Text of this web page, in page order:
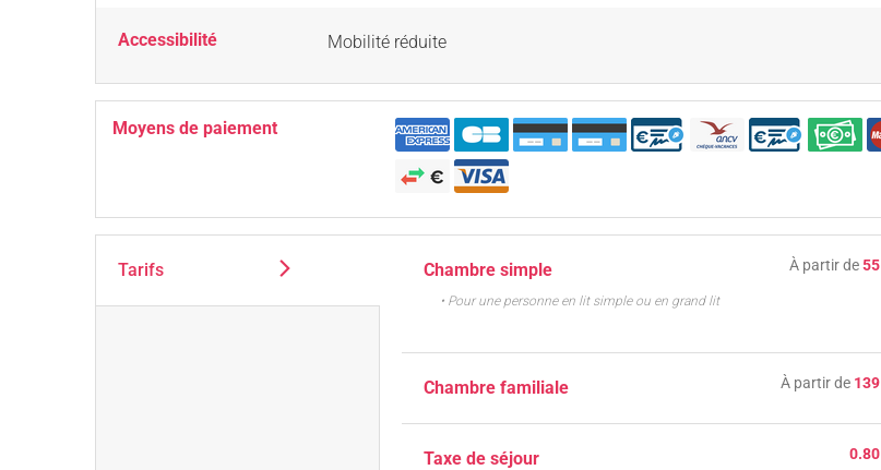
Accessibilité Mobilité réduite
Moyens de paiement
Tarifs Chambre simple À partir de55
• Pour une personne en lit simple ou en grand lit
Chambre familiale À partir de 139
Taxe de séjour 0.80